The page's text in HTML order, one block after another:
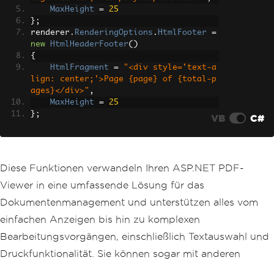
MaxHeight
=
25
};
renderer . RenderingOptions . HtmlFooter
=
new
HtmlHeaderFooter()
{
HtmlFragment
=
"<div style='text-a
lign: center;'>Page {page} of {total-p
ages}</div>" ,
MaxHeight
=
25
};
VB C#
Diese Funktionen verwandeln Ihren ASP.NET PDF-
Viewer in eine umfassende Lösung für das
Dokumentenmanagement und unterstützen alles vom
einfachen Anzeigen bis hin zu komplexen
Bearbeitungsvorgängen, einschließlich Textauswahl und
Druckfunktionalität. Sie können sogar mit anderen